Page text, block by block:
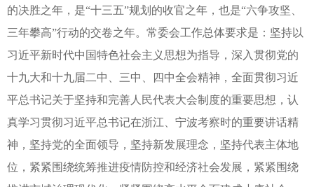
的决胜之年，是“十三五”规划的收官之年，也是“六争攻坚、
三年攀高”行动的交卷之年。常委会工作总体要求是：坚持以
习近平新时代中国特色社会主义思想为指导，深入贯彻党的
十九大和十九届二中、三中、四中全会精神，全面贯彻习近
平总书记关于坚持和完善人民代表大会制度的重要思想，认
真学习贯彻习近平总书记在浙江、宁波考察时的重要讲话精
神，坚持党的全面领导，坚持新发展理念，坚持代表主体地
位，紧紧围绕统筹推进疫情防控和经济社会发展，紧紧围绕